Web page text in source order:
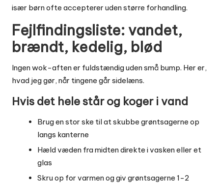
især børn ofte accepterer uden større forhandling.
Fejlfindingsliste: vandet,
brændt, kedelig, blød
Ingen wok-aften er fuldstændig uden små bump. Her er,
hvad jeg gør, når tingene går sidelæns.
Hvis det hele står og koger i vand
Brug en stor ske til at skubbe grøntsagerne op
langs kanterne
Hæld væden fra midten direkte i vasken eller et
glas
Skru op for varmen og giv grøntsagerne 1-2